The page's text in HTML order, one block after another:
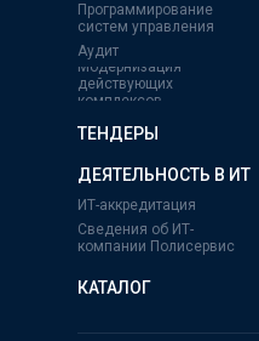
ДЕЯТЕЛЬНОСТЬ В ИТ
КАТАЛОГ
ТЕНДЕРЫ
ИТ-аккредитация
Сведения об ИТ-
компании Полисервис
Программирование
систем управления
Аудит
Модернизация
действующих
комплексов